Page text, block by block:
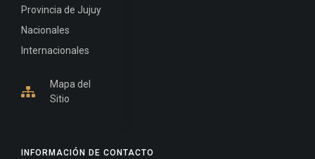
INFORMACIÓN DE CONTACTO
Provincia de Jujuy
Nacionales
Internacionales
Mapa del
Sitio